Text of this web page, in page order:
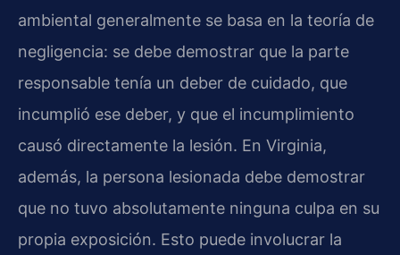
ambiental generalmente se basa en la teoría de
negligencia: se debe demostrar que la parte
responsable tenía un deber de cuidado, que
incumplió ese deber, y que el incumplimiento
causó directamente la lesión. En Virginia,
además, la persona lesionada debe demostrar
que no tuvo absolutamente ninguna culpa en su
propia exposición. Esto puede involucrar la